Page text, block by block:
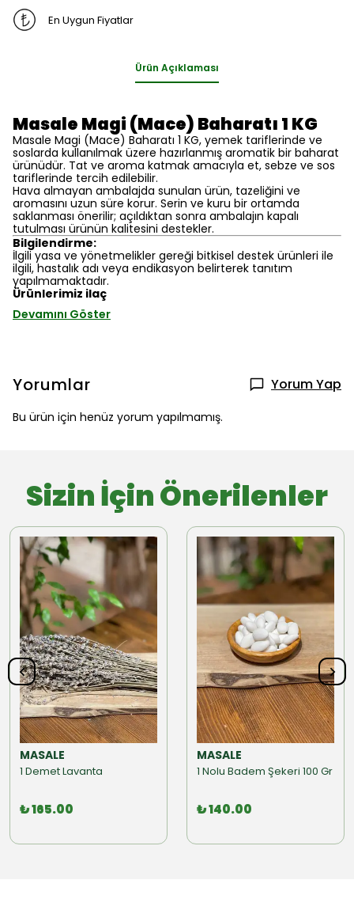
En Uygun Fiyatlar
Ürün Açıklaması
Masale Magi (Mace) Baharatı 1 KG
Masale Magi (Mace) Baharatı 1 KG, yemek tariflerinde ve
soslarda kullanılmak üzere hazırlanmış aromatik bir baharat
ürünüdür. Tat ve aroma katmak amacıyla et, sebze ve sos
tariflerinde tercih edilebilir.
Hava almayan ambalajda sunulan ürün, tazeliğini ve
aromasını uzun süre korur. Serin ve kuru bir ortamda
saklanması önerilir; açıldıktan sonra ambalajın kapalı
tutulması ürünün kalitesini destekler.
Bilgilendirme:
İlgili yasa ve yönetmelikler gereği bitkisel destek ürünleri ile
ilgili, hastalık adı veya endikasyon belirterek tanıtım
yapılmamaktadır.
Ürünlerimiz ilaç
Devamını Göster
Yorumlar Yorum Yap
Bu ürün için henüz yorum yapılmamış.
Sizin İçin Önerilenler
MASALE
1 Demet Lavanta
₺ 165.00
MASALE
1 Nolu Badem Şekeri 100 Gr
₺ 140.00